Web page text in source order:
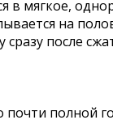
в мягкое,
на
после
полной